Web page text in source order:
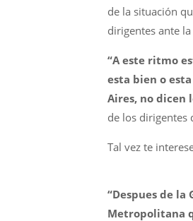
de la situación
dirigentes ante
“A este ritmo
esta bien o
Aires, no dicen
de los dirigentes
Tal vez te
“Despues de
Metropolitana